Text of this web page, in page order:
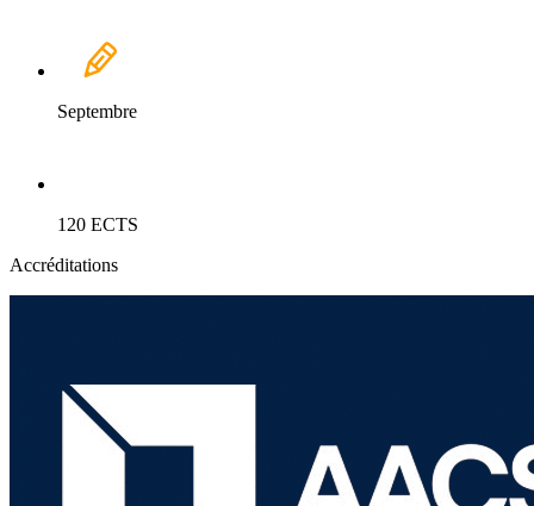
Septembre
120 ECTS
Accréditations